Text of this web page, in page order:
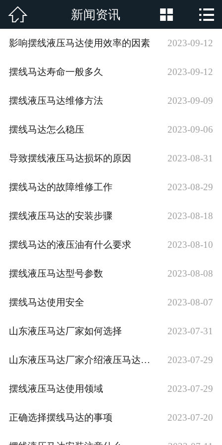
网站首页
公司简介
行业新闻
在线留言
联系我们
 新闻资讯  
影响摆线液压马达使用效率的因素 2023-09-12
摆线马达寿命一般多久 2023-09-12
摆线液压马达维修方法 2023-09-09
摆线马达怎么稳压 2023-09-06
导致摆线液压马达损坏的原因 2023-08-31
摆线马达的故障维修工作 2023-08-29
摆线液压马达的安装步骤 2023-08-18
摆线马达的液压油有什么要求 2023-08-10
摆线液压马达型号参数 2023-08-08
摆线马达使用安全 2023-08-07
山东液压马达厂家如何选择 2023-07-31
山东液压马达厂家介绍液压马达结构 2023-07-29
摆线液压马达使用领域 2023-07-29
正确选择摆线马达的事项 2023-07-20